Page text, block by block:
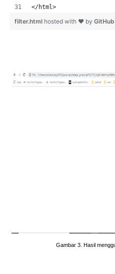
</html>
filter.html hosted with ❤ by GitHub
Gambar 3. Hasil